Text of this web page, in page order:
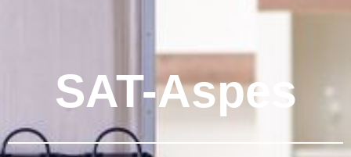
SAT-Aspes